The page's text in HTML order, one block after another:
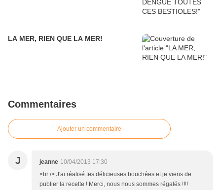
LA MER, RIEN QUE LA MER!
Commentaires
Ajouter un commentaire
J jeanne 10/04/2013 17:30
<br /> J'ai réalisé tes délicieuses bouchées et je viens de
publier la recette ! Merci, nous nous sommes régalés !!!!